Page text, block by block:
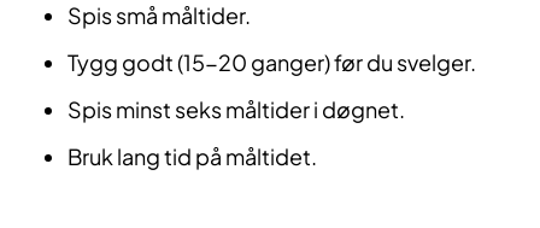
Spis små måltider.
Tygg godt (15-20 ganger) før du svelger.
Spis minst seks måltider i døgnet.
Bruk lang tid på måltidet.